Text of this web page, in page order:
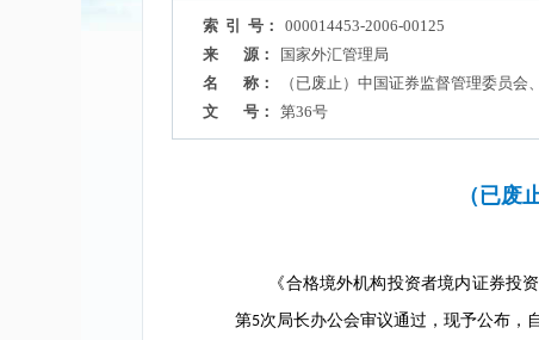
索 引 号： 000014453-2006-00125
来 源：
国家外汇管理局
名 称：
（已废止）中国证券监督管理委员
文 号：
第36号
（已废
《合格境外机构投资者境内证券投资
第5次局长办公会审议通过，现予公布，